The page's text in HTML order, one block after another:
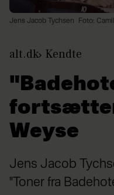
Jens Jacob Tychsen Foto:
alt.dk Kendte
Weyse
Jens Jacob
"Toner fra